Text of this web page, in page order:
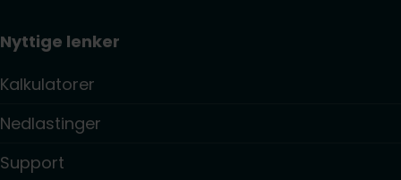
Nyttige lenker
Kalkulatorer
Nedlastinger
Support